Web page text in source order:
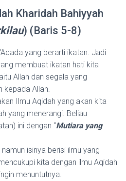
Kharidah Bahiyyah
) (Baris 5-8)
yang berarti ikatan. Jadi
membuat ikatan hati kita
Allah dan segala yang
kepada Allah.
Ilmu Aqidah yang akan kita
yang menerangi. Beliau
ini dengan “Mutiara yang
isinya berisi ilmu yang
kita dengan ilmu Aqidah
menuntutnya.